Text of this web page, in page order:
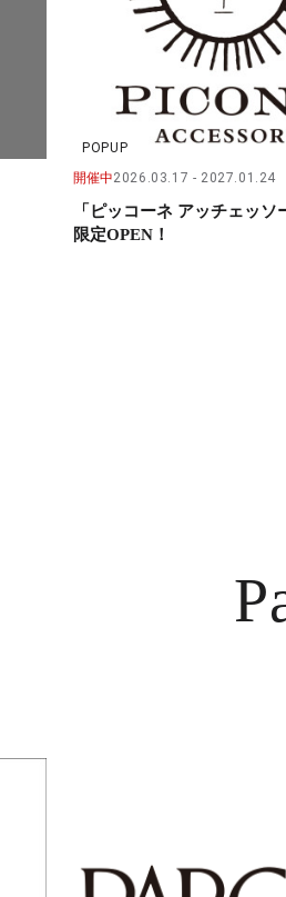
POPUP
開催中2026.03.17 2027.01.24
「ピッコーネ アッチェッソ
限定OPEN！